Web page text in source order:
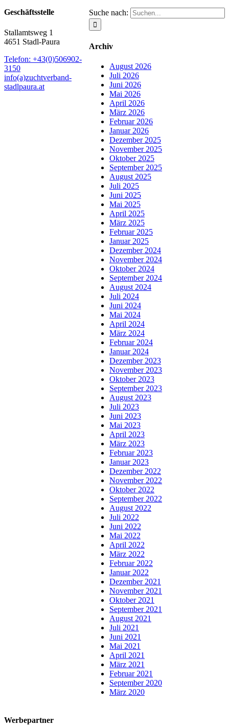
Suche nach:
Archiv
August 2026
Juli 2026
Juni 2026
Mai 2026
April 2026
März 2026
Februar 2026
Januar 2026
Dezember 2025
November 2025
Oktober 2025
September 2025
August 2025
Juli 2025
Juni 2025
Mai 2025
April 2025
März 2025
Februar 2025
Januar 2025
Dezember 2024
November 2024
Oktober 2024
September 2024
August 2024
Juli 2024
Juni 2024
Mai 2024
April 2024
März 2024
Februar 2024
Januar 2024
Dezember 2023
November 2023
Oktober 2023
September 2023
August 2023
Juli 2023
Juni 2023
Mai 2023
April 2023
März 2023
Februar 2023
Januar 2023
Dezember 2022
November 2022
Oktober 2022
September 2022
August 2022
Juli 2022
Juni 2022
Mai 2022
April 2022
März 2022
Februar 2022
Januar 2022
Dezember 2021
November 2021
Oktober 2021
September 2021
August 2021
Juli 2021
Juni 2021
Mai 2021
April 2021
März 2021
Februar 2021
September 2020
März 2020
Geschäftsstelle
Stallamtsweg 1
4651 Stadl-Paura
Telefon: +43(0)506902-
3150
info(a)zuchtverband-
stadlpaura.at
Werbepartner